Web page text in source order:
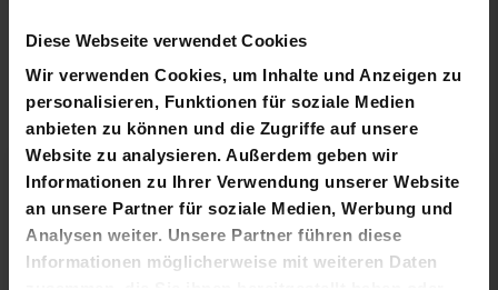
Diese Webseite verwendet Cookies
Wir verwenden Cookies, um Inhalte und Anzeigen zu
personalisieren, Funktionen für soziale Medien
anbieten zu können und die Zugriffe auf unsere
Website zu analysieren. Außerdem geben wir
Informationen zu Ihrer Verwendung unserer Website
an unsere Partner für soziale Medien, Werbung und
Analysen weiter. Unsere Partner führen diese
Informationen möglicherweise mit weiteren Daten
PLÜSCHBALL LOGO
GROSS
14,95 €
PIZZASCHNEIDER KSC
12,95 €